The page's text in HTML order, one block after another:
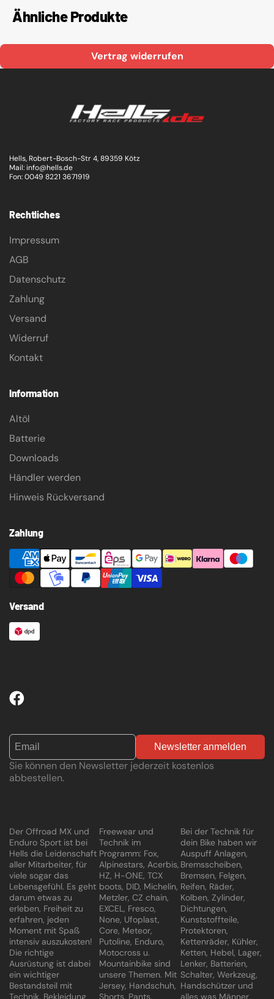
Ähnliche Produkte
Vertrag widerrufen
Hells, Robert-Bosch-Str 4, 89359 Kötz
Mail: info@hells.de
Fon: 0049 8221 3671919
Rechtliches
Impressum
AGB
Datenschutz
Zahlung
Versand
Widerruf
Kontakt
Information
Altöl
Batterie
Downloads
Händler werden
Hinweis Rückversand
Zahlung
Versand
Newsletter anmelden
Sie können den Newsletter jederzeit kostenlos
abbestellen.
Der Offroad MX und
Enduro Sport ist bei
Hells die Leidenschaft
aller Mitarbeiter, für
viele sogar das
Lebensgefühl. Es geht
darum etwas zu
erleben, Freiheit zu
erfahren, jeden
Moment mit Spaß
intensiv auszukosten!
Die richtige
Ausrüstung ist dabei
ein wichtiger
Bestandsteil mit
Technik, Bekleidung
Freewear und
Technik im
Programm: Fox,
Alpinestars, Acerbis,
HZ, H-ONE, TCX
boots, DID, Michelin,
Metzler, CZ chain,
EXCEL, Fresco,
None, Ufoplast,
Core, Meteor,
Putoline, Enduro,
Motocross u.
Mountainbike sind
unsere Themen. Mit
Jersey, Handschuh,
Shorts, Pants,
Bei der Technik für
dein Bike haben wir
Auspuff Anlagen,
Bremsscheiben,
Bremsen, Felgen,
Reifen, Räder,
Kolben, Zylinder,
Dichtungen,
Kunststoffteile,
Protektoren,
Kettenräder, Kühler,
Ketten, Hebel, Lager,
Lenker, Batterien,
Schalter, Werkzeug,
Handschützer und
alles was Männer,